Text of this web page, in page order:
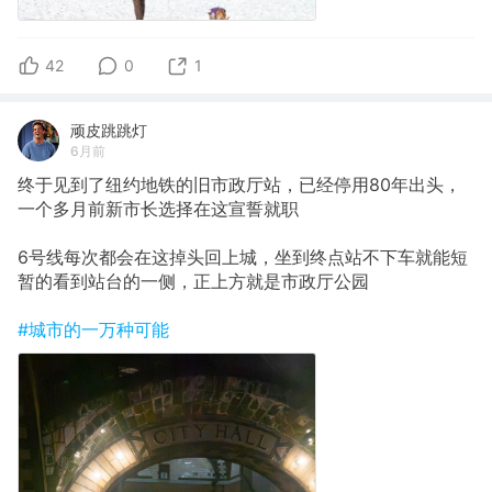
42 0 1
顽皮跳跳灯
6月前
终于见到了纽约地铁的旧市政厅站，已经停用80年出头，
一个多月前新市长选择在这宣誓就职
6号线每次都会在这掉头回上城，坐到终点站不下车就能短
暂的看到站台的一侧，正上方就是市政厅公园
#城市的一万种可能